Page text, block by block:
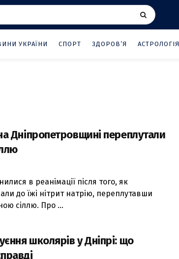
УКРАЇНИ СПОРТ ЗДОРОВ’Я АСТРОЛОГІЯ
Дніпропетровщині переплутали
в реанімації після того, як
до їжі нітрит натрію, переплутавши
сіллю. Про ...
школярів у Дніпрі: що